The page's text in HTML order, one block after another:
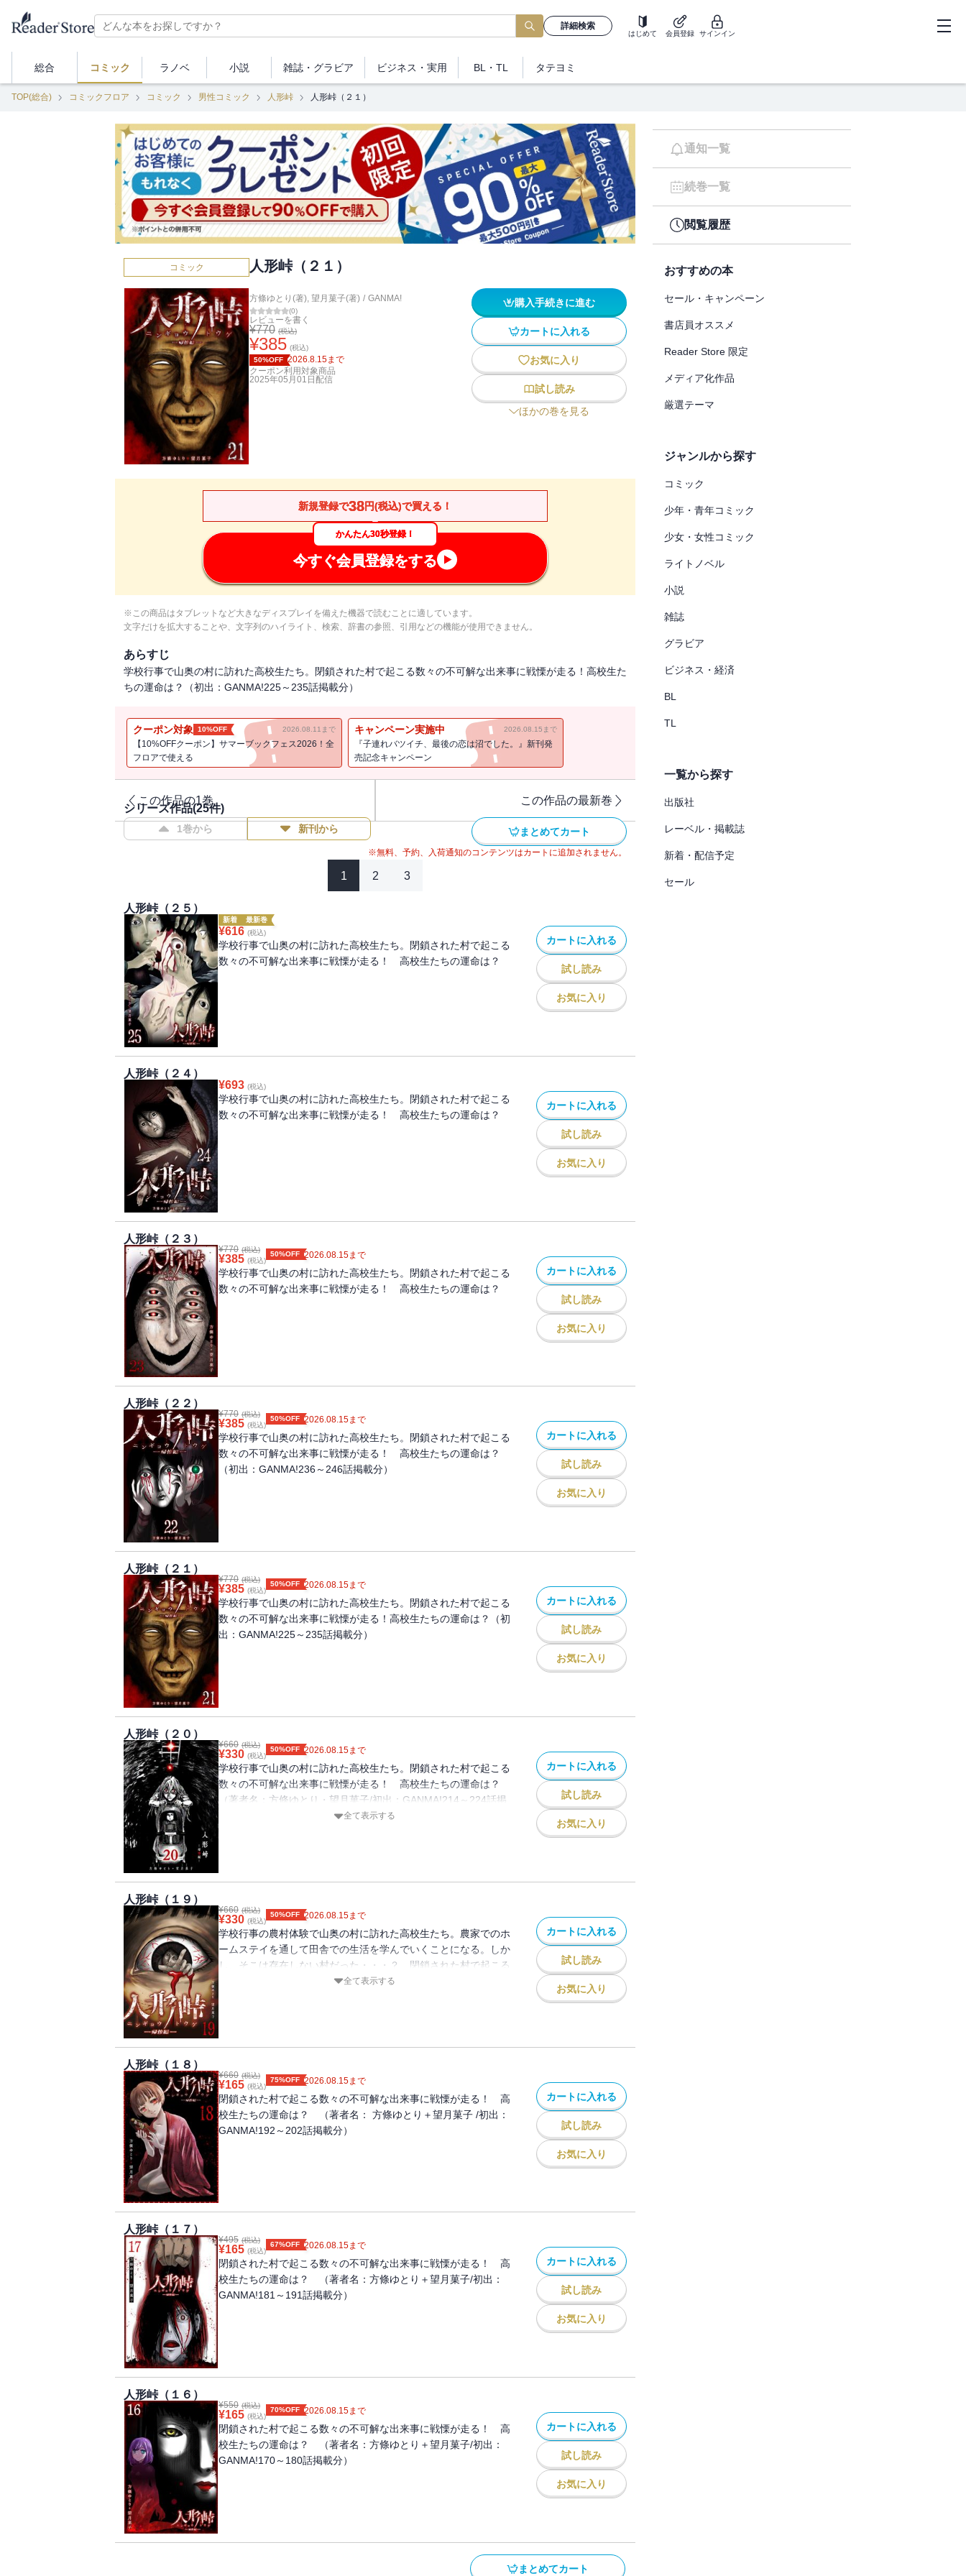
詳細検索
はじめて 会員登録 サインイン
総合 コミック ラノベ 小説 雑誌・ グラビア ビジネス ・実用 BL・TL タテヨミ
TOP(総合) コミックフロア コミック 男性コミック 人形峠 人形峠（２１）
コミック 人形峠（２１）
方條ゆとり(著), 望月菓子(著) / GANMA!
(0)
レビューを書く
¥770 (税込)
¥385 (税込)
50%OFF 2026.8.15まで
クーポン利用対象商品
2025年05月01日 配信
購入手続きに進む
カートに入れる
お気に入り
試し読み
ほかの巻を見る
新規登録で38円(税込)で買える！
かんたん30秒登録！
今すぐ会員登録をする
※この商品はタブレットなど大きなディスプレイを備えた機器で読むことに適しています。
文字だけを拡大することや、文字列のハイライト、検索、辞書の参照、引用などの機能が使用できません。
あらすじ
学校行事で山奥の村に訪れた高校生たち。閉鎖された村で起こる数々の不可解な出来事に戦慄が走る！高校生た
ちの運命は？（初出：GANMA!225～235話掲載分）
クーポン対象 10%OFF 2026.08.11まで
【10%OFFクーポン】サマーブックフェス2026！全
フロアで使える
キャンペーン実施中 2026.08.15まで
『子連れバツイチ、最後の恋は沼でした。』新刊発
売記念キャンペーン
この作品の1巻 この作品の最新巻
シリーズ作品(25件)
1巻から 新刊から まとめてカート
※無料、予約、入荷通知のコンテンツはカートに追加されません。
1 2 3
人形峠（２５）
新着 最新巻
¥616 (税込)
学校行事で山奥の村に訪れた高校生たち。閉鎖された村で起こる
数々の不可解な出来事に戦慄が走る！ 高校生たちの運命は？
カートに入れる
試し読み
お気に入り
人形峠（２４）
¥693 (税込)
学校行事で山奥の村に訪れた高校生たち。閉鎖された村で起こる
数々の不可解な出来事に戦慄が走る！ 高校生たちの運命は？
カートに入れる
試し読み
お気に入り
人形峠（２３）
¥770 (税込)
¥385 (税込)
50%OFF 2026.08.15まで
学校行事で山奥の村に訪れた高校生たち。閉鎖された村で起こる
数々の不可解な出来事に戦慄が走る！ 高校生たちの運命は？
カートに入れる
試し読み
お気に入り
人形峠（２２）
¥770 (税込)
¥385 (税込)
50%OFF 2026.08.15まで
学校行事で山奥の村に訪れた高校生たち。閉鎖された村で起こる
数々の不可解な出来事に戦慄が走る！ 高校生たちの運命は？
（初出：GANMA!236～246話掲載分）
カートに入れる
試し読み
お気に入り
人形峠（２１）
¥770 (税込)
¥385 (税込)
50%OFF 2026.08.15まで
学校行事で山奥の村に訪れた高校生たち。閉鎖された村で起こる
数々の不可解な出来事に戦慄が走る！高校生たちの運命は？（初
出：GANMA!225～235話掲載分）
カートに入れる
試し読み
お気に入り
人形峠（２０）
¥660 (税込)
¥330 (税込)
50%OFF 2026.08.15まで
学校行事で山奥の村に訪れた高校生たち。閉鎖された村で起こる
数々の不可解な出来事に戦慄が走る！ 高校生たちの運命は？
（著者名：方條ゆとり・望月菓子/初出：GANMA!214～224話掲
全て表示する
カートに入れる
試し読み
お気に入り
人形峠（１９）
¥660 (税込)
¥330 (税込)
50%OFF 2026.08.15まで
学校行事の農村体験で山奥の村に訪れた高校生たち。農家でのホ
ームステイを通して田舎での生活を学んでいくことになる。しか
し、そこは存在しない村だった・・・？ 閉鎖された村で起こる
数々の不可解な出来事に戦慄が走る！ 高校生たちの運命は？
全て表示する
カートに入れる
試し読み
お気に入り
人形峠（１８）
¥660 (税込)
¥165 (税込)
75%OFF 2026.08.15まで
閉鎖された村で起こる数々の不可解な出来事に戦慄が走る！ 高
校生たちの運命は？ （著者名： 方條ゆとり＋望月菓子 /初出：
GANMA!192～202話掲載分）
カートに入れる
試し読み
お気に入り
人形峠（１７）
¥495 (税込)
¥165 (税込)
67%OFF 2026.08.15まで
閉鎖された村で起こる数々の不可解な出来事に戦慄が走る！ 高
校生たちの運命は？ （著者名：方條ゆとり＋望月菓子/初出：
GANMA!181～191話掲載分）
カートに入れる
試し読み
お気に入り
人形峠（１６）
¥550 (税込)
¥165 (税込)
70%OFF 2026.08.15まで
閉鎖された村で起こる数々の不可解な出来事に戦慄が走る！ 高
校生たちの運命は？ （著者名：方條ゆとり＋望月菓子/初出：
GANMA!170～180話掲載分）
カートに入れる
試し読み
お気に入り
まとめてカート
通知一覧
続巻一覧
閲覧履歴
おすすめの本
セール・キャンペーン
書店員オススメ
Reader Store 限定
メディア化作品
厳選テーマ
ジャンルから探す
コミック
少年・青年コミック
少女・女性コミック
ライトノベル
小説
雑誌
グラビア
ビジネス・経済
BL
TL
一覧から探す
出版社
レーベル・掲載誌
新着・配信予定
セール